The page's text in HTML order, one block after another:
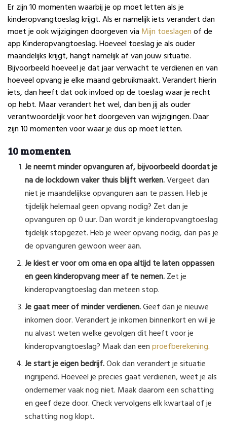
Er zijn 10 momenten waarbij je op moet letten als je
kinderopvangtoeslag krijgt. Als er namelijk iets verandert dan
moet je ook wijzigingen doorgeven via Mijn toeslagenof de
app Kinderopvangtoeslag. Hoeveel toeslag je als ouder
maandelijks krijgt, hangt namelijk af van jouw situatie.
Bijvoorbeeld hoeveel je dat jaar verwacht te verdienen en van
hoeveel opvang je elke maand gebruikmaakt. Verandert hierin
iets, dan heeft dat ook invloed op de toeslag waar je recht
op hebt. Maar verandert het wel, dan ben jij als ouder
verantwoordelijk voor het doorgeven van wijzigingen. Daar
zijn 10 momenten voor waar je dus op moet letten.
10 momenten
Je neemt minder opvanguren af, bijvoorbeeld doordat je
na de lockdown vaker thuis blijft werken.Vergeet dan
niet je maandelijkse opvanguren aan te passen. Heb je
tijdelijk helemaal geen opvang nodig? Zet dan je
opvanguren op 0 uur. Dan wordt je kinderopvangtoeslag
tijdelijk stopgezet. Heb je weer opvang nodig, dan pas je
de opvanguren gewoon weer aan.
Je kiest er voor om oma en opa altijd te laten oppassen
en geen kinderopvang meer af te nemen.Zet je
kinderopvangtoeslag dan meteen stop.
Je gaat meer of minder verdienen.Geef dan je nieuwe
inkomen door. Verandert je inkomen binnenkort en wil je
nu alvast weten welke gevolgen dit heeft voor je
kinderopvangtoeslag? Maak dan eenproefberekening.
Je start je eigen bedrijf.Ook dan verandert je situatie
ingrijpend. Hoeveel je precies gaat verdienen, weet je als
ondernemer vaak nog niet. Maak daarom een schatting
en geef deze door. Check vervolgens elk kwartaal of je
schatting nog klopt.